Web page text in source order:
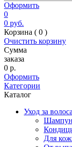
Оформить
0
0 руб.
Корзина ( 0 )
Очистить корзину
Сумма
заказа
0 р.
Оформить
Категории
Каталог
Уход за
Для